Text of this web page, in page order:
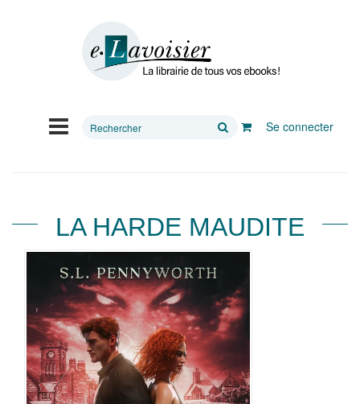
Rechercher
Se connecter
LA HARDE MAUDITE